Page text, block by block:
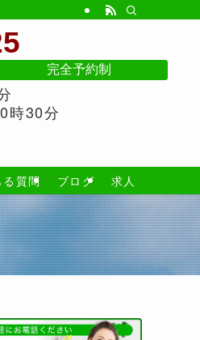
完全予約制
時30分
質問 ブログ 求人